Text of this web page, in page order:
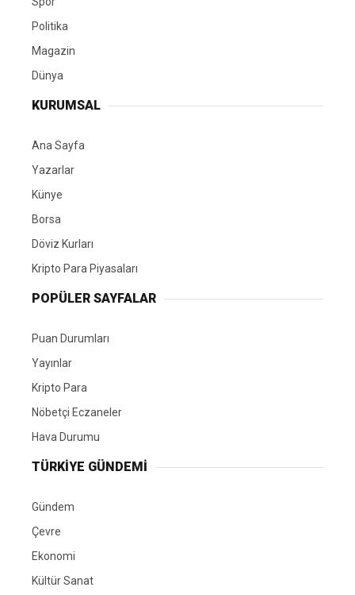
Politika
Magazin
Dünya
KURUMSAL
Ana Sayfa
Yazarlar
Künye
Borsa
Döviz Kurları
Kripto Para Piyasaları
POPÜLER SAYFALAR
Puan Durumları
Yayınlar
Kripto Para
Nöbetçi Eczaneler
Hava Durumu
TÜRKIYE GÜNDEMI
Gündem
Çevre
Ekonomi
Kültür Sanat